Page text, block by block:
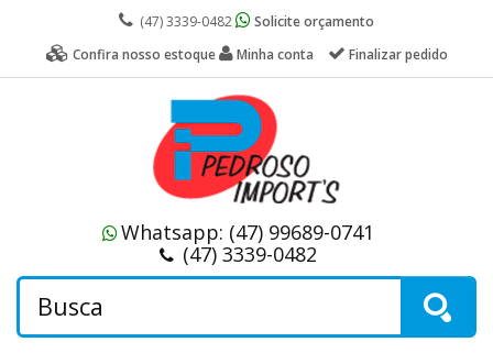
(47) 3339-0482
Solicite orçamento
Confira nosso estoque
Minha conta Finalizar pedido
Whatsapp: (47) 99689-0741
(47) 3339-0482